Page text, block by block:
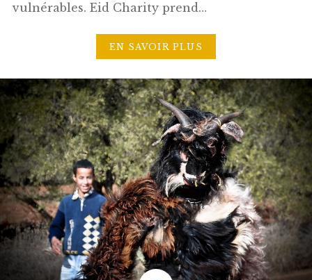
vulnérables. Eid Charity prend…
EN SAVOIR PLUS